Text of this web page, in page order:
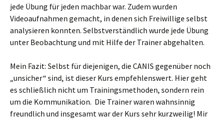
jede Übung für jeden machbar war. Zudem wurden
Videoaufnahmen gemacht, in denen sich Freiwillige selbst
analysieren konnten. Selbstverständlich wurde jede Übung
unter Beobachtung und mit Hilfe der Trainer abgehalten.
Mein Fazit: Selbst für diejenigen, die CANIS gegenüber noch
„unsicher“ sind, ist dieser Kurs empfehlenswert. Hier geht
es schließlich nicht um Trainingsmethoden, sondern rein
um die Kommunikation. Die Trainer waren wahnsinnig
freundlich und insgesamt war der Kurs sehr kurzweilig! Mir